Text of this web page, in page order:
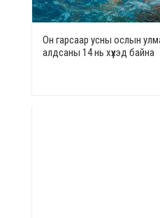
Он гарсаар усны ослын
алдсаны 14 нь хүүхэд байна